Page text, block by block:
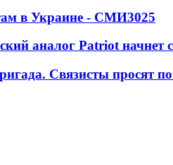
в Украине - СМИ3025
аналог Patriot начнет
Связисты просят